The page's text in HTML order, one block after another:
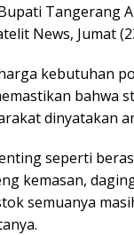
Tangerang
News, Jumat
kebutuhan
bahwa
dinyatakan
seperti
kemasan,
semuanya